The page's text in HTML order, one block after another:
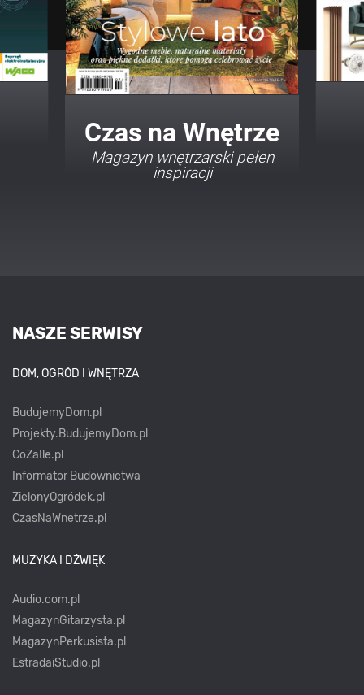
Twój Dom Twój Styl
Porady i inspiracje w
najmodniejszych stylach
NASZE SERWISY
DOM, OGRÓD I WNĘTRZA
BudujemyDom.pl
Projekty.BudujemyDom.pl
CoZaIle.pl
Informator Budownictwa
ZielonyOgródek.pl
CzasNaWnetrze.pl
MUZYKA I DŹWIĘK
Audio.com.pl
MagazynGitarzysta.pl
MagazynPerkusista.pl
EstradaiStudio.pl